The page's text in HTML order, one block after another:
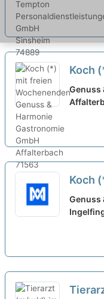
Koch
neu
Genuss
Koch
neu
Genuss